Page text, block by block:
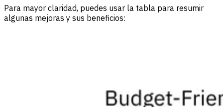
Para mayor claridad, puedes usar la tabla para resumir
algunas mejoras y sus beneficios: